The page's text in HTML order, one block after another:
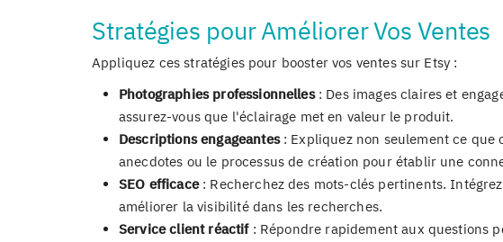
Stratégies pour Améliorer Vos Ventes
Appliquez ces stratégies pour booster vos ventes sur Etsy :
Photographies professionnelles: Des images claires et
assurez-vous que l'éclairage met en valeur le produit.
Descriptions engageantes: Expliquez non seulement ce que
anecdotes ou le processus de création pour établir une
SEO efficace: Recherchez des mots-clés pertinents.
améliorer la visibilité dans les recherches.
Service client réactif: Répondre rapidement aux questions